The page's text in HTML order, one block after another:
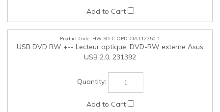
HW-SO-C-OPD-CIA.T12750.1
USB 2.0, 231392
Clavier TBITS Ciara C017-T, Ciara, 225504